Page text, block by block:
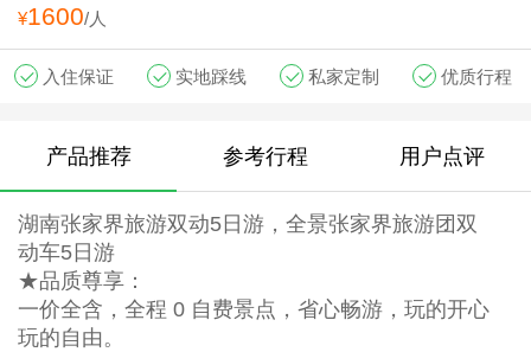
¥1600/人
入住保证 实地踩线 私家定制 优质行程
产品推荐 参考行程 用户点评
湖南张家界旅游双动5日游，全景张家界旅游团双
动车5日游
★品质尊享：
一价全含，全程 0 自费景点，省心畅游，玩的开心
玩的自由。